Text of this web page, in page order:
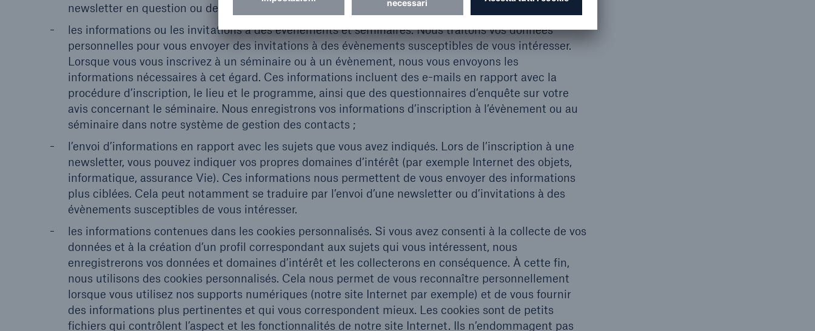
newsletter en question ou de refuser l’utilisation de vos données ;
les informations ou les invitations à des évènements et séminaires. Nous traitons vos données
personnelles pour vous envoyer des invitations à des évènements susceptibles de vous intéresser.
Lorsque vous vous inscrivez à un séminaire ou à un évènement, nous vous envoyons les
informations nécessaires à cet égard. Ces informations incluent des e-mails en rapport avec la
procédure d’inscription, le lieu et le programme, ainsi que des questionnaires d’enquête sur votre
avis concernant le séminaire. Nous enregistrons vos informations d’inscription à l’évènement ou au
séminaire dans notre système de gestion des contacts ;
l’envoi d’informations en rapport avec les sujets que vous avez indiqués. Lors de l’inscription à une
newsletter, vous pouvez indiquer vos propres domaines d’intérêt (par exemple Internet des objets,
informatique, assurance Vie). Ces informations nous permettent de vous envoyer des informations
plus ciblées. Cela peut notamment se traduire par l’envoi d’une newsletter ou d’invitations à des
évènements susceptibles de vous intéresser.
les informations contenues dans les cookies personnalisés. Si vous avez consenti à la collecte de vos
données et à la création d’un profil correspondant aux sujets qui vous intéressent, nous
enregistrerons vos données et domaines d’intérêt et les collecterons en conséquence. À cette fin,
nous utilisons des cookies personnalisés. Cela nous permet de vous reconnaître personnellement
lorsque vous utilisez nos supports numériques (notre site Internet par exemple) et de vous fournir
des informations plus pertinentes et qui vous correspondent mieux. Les cookies sont de petits
fichiers qui contrôlent l’aspect et les fonctionnalités de notre site Internet. Ils n’endommagent pas